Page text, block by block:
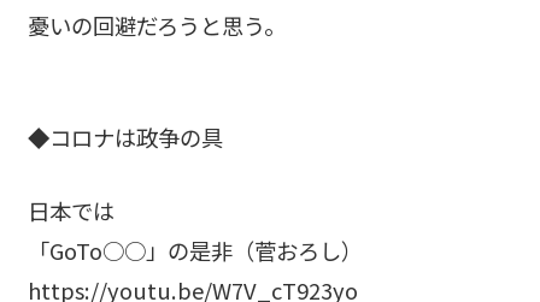
憂いの回避だろうと思う。
◆コロナは政争の具
日本では
「GoTo○○」の是非（菅おろし）
https://youtu.be/W7V_cT923yo